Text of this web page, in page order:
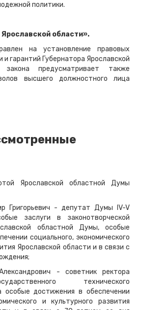
политики.
Ярославской области».
на установление правовых
и гарантий Губернатора Ярославской
предусматривает также
высшего должностного лица
Ярославской областной Думы
Григорьевич - депутат Думы IV-V
заслуги в законотворческой
областной Думы, особые
социального, экономического
Ярославской области и в связи с
- советник ректора
технического
особые достижения в обеспечении
и культурного развития